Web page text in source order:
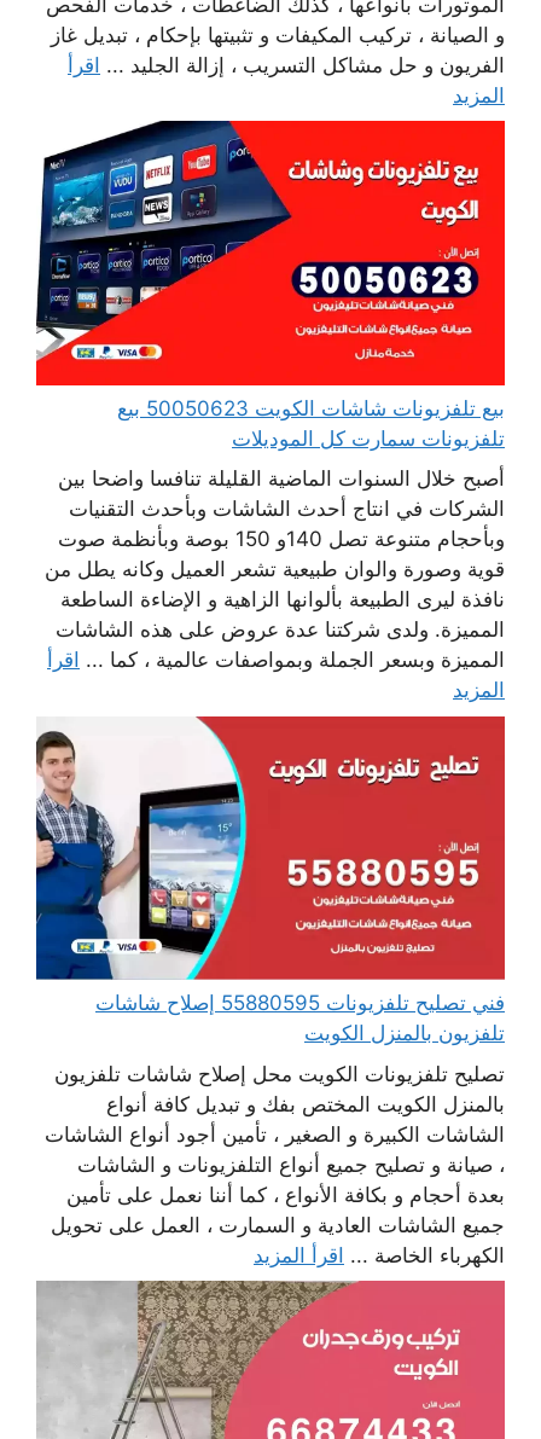
و الصيانة ، تركيب المكيفات و تثبيتها بإحكام ، تبديل غاز
الفريون و حل مشاكل التسريب ، إزالة الجليد ... اقرأ
المزيد
بيع تلفزيونات شاشات الكويت 50050623 بيع
تلفزيونات سمارت كل الموديلات
أصبح خلال السنوات الماضية القليلة تنافسا واضحا بين
الشركات في انتاج أحدث الشاشات وبأحدث التقنيات
وبأحجام متنوعة تصل 140و 150 بوصة وبأنظمة صوت
قوية وصورة والوان طبيعية تشعر العميل وكانه يطل من
نافذة ليرى الطبيعة بألوانها الزاهية و الإضاءة الساطعة
المميزة. ولدى شركتنا عدة عروض على هذه الشاشات
المميزة وبسعر الجملة وبمواصفات عالمية ، كما ... اقرأ
المزيد
فني تصليح تلفزيونات 55880595 إصلاح شاشات
تلفزيون بالمنزل الكويت
تصليح تلفزيونات الكويت محل إصلاح شاشات تلفزيون
بالمنزل الكويت المختص بفك و تبديل كافة أنواع
الشاشات الكبيرة و الصغير ، تأمين أجود أنواع الشاشات
، صيانة و تصليح جميع أنواع التلفزيونات و الشاشات
بعدة أحجام و بكافة الأنواع ، كما أننا نعمل على تأمين
جميع الشاشات العادية و السمارت ، العمل على تحويل
الكهرباء الخاصة ... اقرأ المزيد